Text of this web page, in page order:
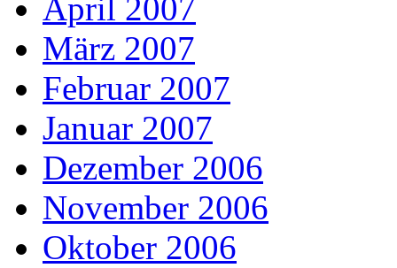
April 2007
März 2007
Februar 2007
Januar 2007
Dezember 2006
November 2006
Oktober 2006